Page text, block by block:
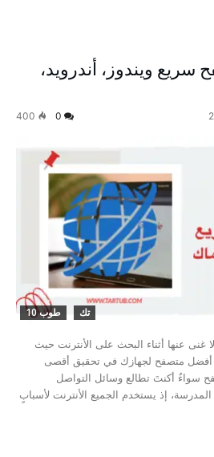
ويندوز، أندرويد،
400
تك طوب 10
عنها أثناء البحث على الأنترنت حيث
أفضل متصفح لجهازك في تحقيق أقصى
سواءٌ أكنتَ تطالع وسائل التواصل
إذ يستخدم الجميع الأنترنت لأسبابٍ